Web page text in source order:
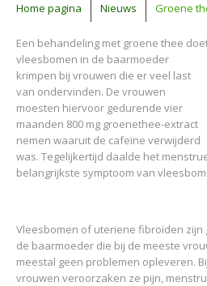
Home pagina Nieuws Groene
Een behandeling met groene thee
vleesbomen in de baarmoeder
krimpen bij vrouwen die er veel last
van ondervinden. De vrouwen
moesten hiervoor gedurende vier
maanden 800 mg groenethee-extract
nemen waaruit de cafeïne verwijderd
was. Tegelijkertijd daalde het
belangrijkste symptoom van
Vleesbomen of uteriene fibroïden zijn
de baarmoeder die bij de meeste
meestal geen problemen opleveren.
vrouwen veroorzaken ze pijn,